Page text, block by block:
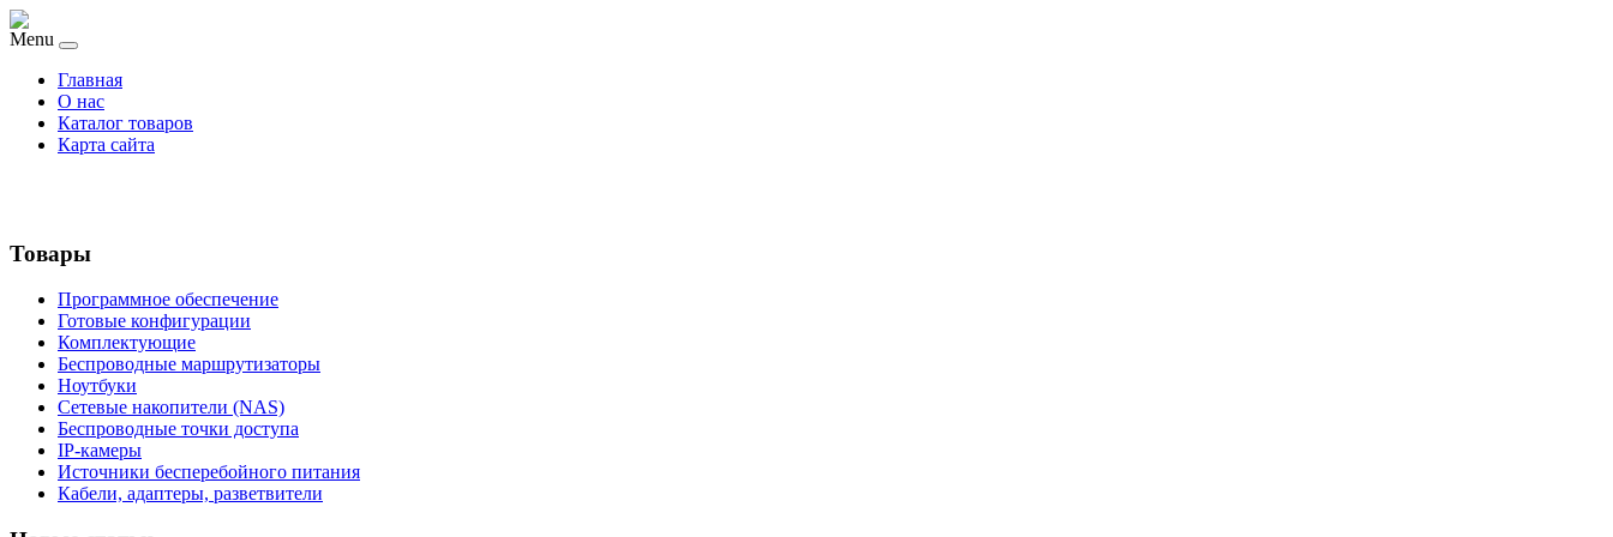
Menu
Главная
О нас
Каталог товаров
Карта сайта
Товары
Программное обеспечение
Готовые конфигурации
Комплектующие
Беспроводные маршрутизаторы
Ноутбуки
Сетевые накопители (NAS)
Беспроводные точки доступа
IP-камеры
Источники бесперебойного питания
Кабели, адаптеры, разветвители